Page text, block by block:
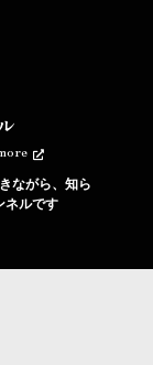
ながら、知ら
ネルです